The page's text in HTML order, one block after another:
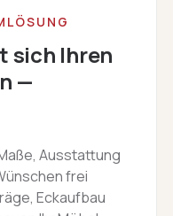
Betreuung
für unseren
Geduld, die
für einen
richtigen
zu liefern,
Wir sind gerne
sich Ihren
—
Ausstattung
frei
Eckaufbau